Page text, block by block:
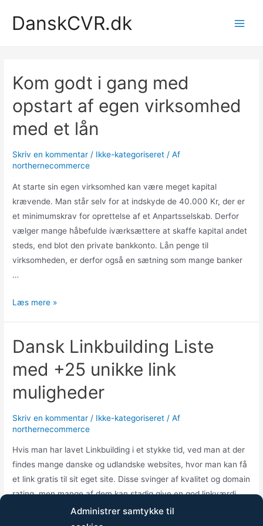
Administrer samtykke til
DanskCVR.dk
Kom godt i gang med
opstart af egen virksomhed
med et lån
Skriv en kommentar / Ikke-kategoriseret / Af
northernecommerce
At starte sin egen virksomhed kan være meget kapital
krævende. Man står selv for at indskyde de 40.000 Kr, der er
et minimumskrav for oprettelse af et Anpartsselskab. Derfor
vælger mange håbefulde iværksættere at skaffe kapital andet
steds, end blot den private bankkonto. Lån penge til
virksomheden, er derfor også en sætning som mange banker
…
Kom
gang
opstart
af
virksomhed
med
et
lån
Læs mere »
Dansk Linkbuilding Liste
med +25 unikke link
muligheder
Skriv en kommentar / Ikke-kategoriseret / Af
northernecommerce
Hvis man har lavet Linkbuilding i et stykke tid, ved man at der
findes mange danske og udlandske websites, hvor man kan få
et link gratis til sit eget site. Disse svinger af kvalitet og domain
rating, men mange af dem kan stadig give en god linkværdi.
Mange linkkataloger er dog utroligt outdated, og mange …